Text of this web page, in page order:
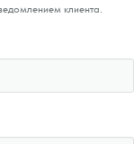
клиента.